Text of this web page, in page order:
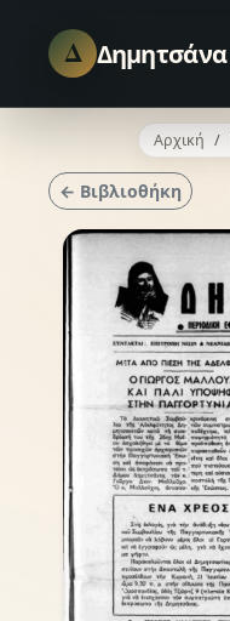
Δ Δημητσάνα
Αρχική
← Βιβλιοθήκη